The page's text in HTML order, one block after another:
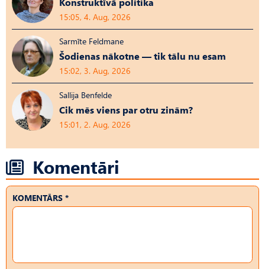
15:05, 4. Aug, 2026
Sarmīte Feldmane
Šodienas nākotne — tik tālu nu esam
15:02, 3. Aug, 2026
Sallija Benfelde
Cik mēs viens par otru zinām?
15:01, 2. Aug, 2026
Komentāri
KOMENTĀRS *